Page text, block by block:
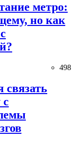
метро:
но как
498
связать